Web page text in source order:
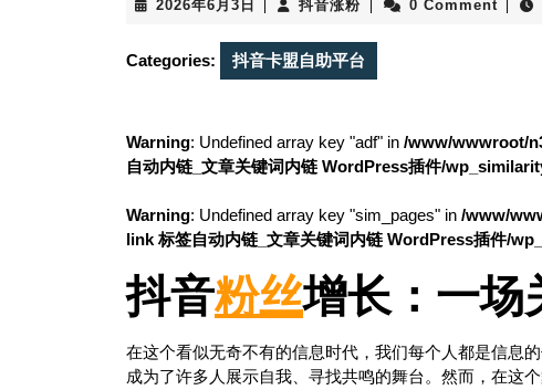
2026年6月3日
2026
6
月
抖音涨粉 抖
涨
粉
0 Comment
Categories: 抖音卡盟自助平台
Warning: Undefined array key "adf" in /www/wwwroot/
自动内链_文章关键词内链 WordPress插件/
Warning: Undefined array key "sim_pages" in /www/
link 标签自动内链_文章关键词内链 WordPress插件/
抖音粉丝增长：一场
在这个看似无奇不有的信息时代，我们每个人都是信息
成为了许多人展示自我、寻找共鸣的舞台。然而，在这